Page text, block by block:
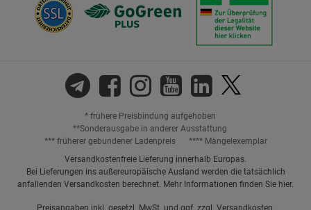
* frühere Preisbindung aufgehoben
**Sonderausgabe in anderer Ausstattung
*** früherer gebundener Ladenpreis
**** Mängelexemplar
Versandkostenfreie Lieferung innerhalb Europas.
Bei Lieferungen ins außereuropäische Ausland werden die tatsächlich
anfallenden Versandkosten berechnet. Mehr Informationen finden Sie hier.
Preisangaben inkl. gesetzl. MwSt. und ggf. zzgl. Versandkosten.